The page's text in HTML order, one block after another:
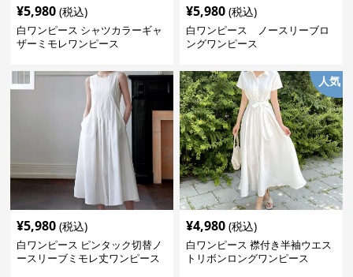
¥5,980 (税込)
白ワンピース シャツカラーギャ
ザーミモレワンピース
¥5,980 (税込)
白ワンピース ノースリーブロ
ングワンピース
¥5,980 (税込)
白ワンピース ピンタック切替ノ
ースリーブミモレ丈ワンピース
人気
¥4,980 (税込)
白ワンピース 襟付き半袖ウエス
トリボンロングワンピース